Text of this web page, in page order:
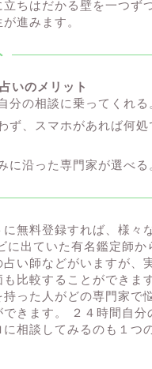
ちはだかる壁を一つず
進みます。
いのメリット
分の相談に乗ってくれる
ず、スマホがあれば何処
に沿った専門家が選べる
無料登録すれば、様々
に出ていた有名鑑定師か
い師などがいますが、
も比較することができま
った人がどの専門家で
きます。 ２４時間自分
相談してみるのも１つ